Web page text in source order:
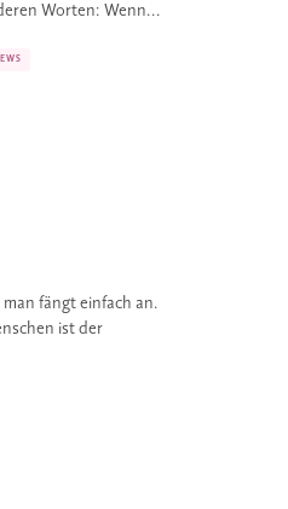
Worten: Wenn...
fängt einfach an.
ist der